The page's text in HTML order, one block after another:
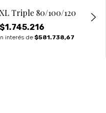
Triple 80/100/120
$1.745.216
interés de $581.738,67